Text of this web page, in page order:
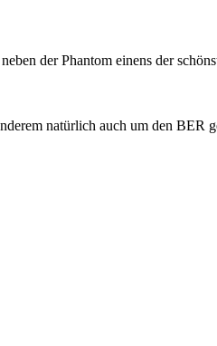
der Phantom einens der
natürlich auch um den BER